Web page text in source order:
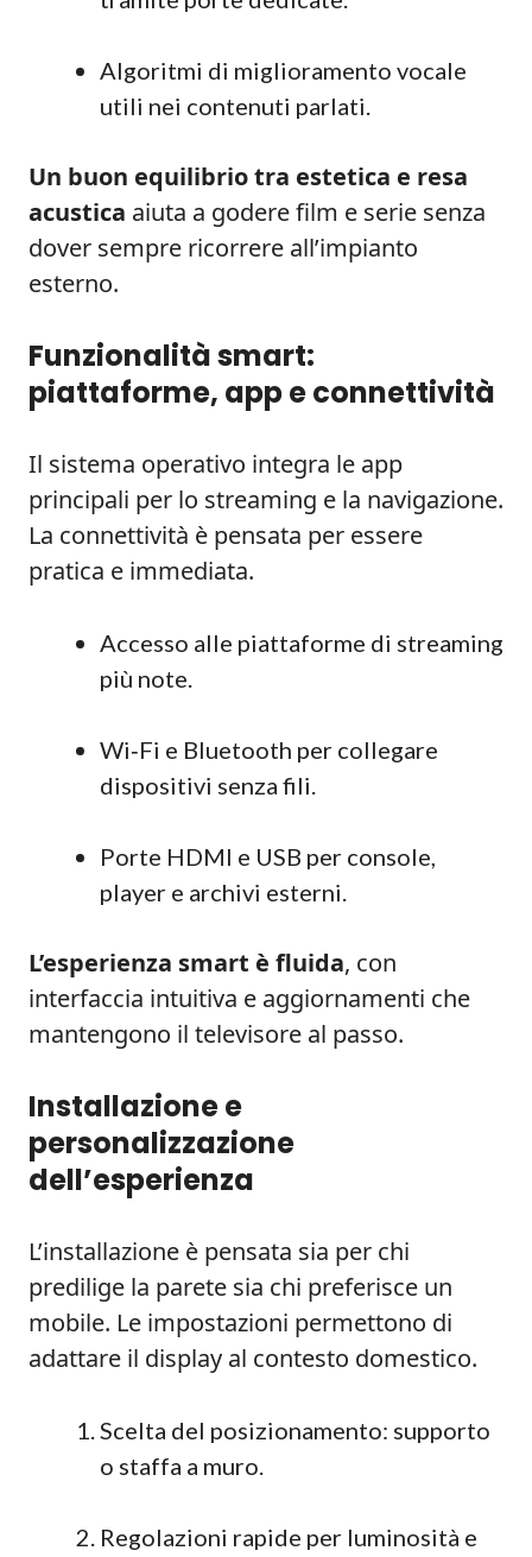
Algoritmi di miglioramento vocale
utili nei contenuti parlati.
Un buon equilibrio tra estetica e resa
acustica aiuta a godere film e serie senza
dover sempre ricorrere all’impianto
esterno.
Funzionalità smart:
piattaforme, app e connettività
Il sistema operativo integra le app
principali per lo streaming e la navigazione.
La connettività è pensata per essere
pratica e immediata.
Accesso alle piattaforme di streaming
più note.
Wi‑Fi e Bluetooth per collegare
dispositivi senza fili.
Porte HDMI e USB per console,
player e archivi esterni.
L’esperienza smart è fluida, con
interfaccia intuitiva e aggiornamenti che
mantengono il televisore al passo.
Installazione e
personalizzazione
dell’esperienza
L’installazione è pensata sia per chi
predilige la parete sia chi preferisce un
mobile. Le impostazioni permettono di
adattare il display al contesto domestico.
Scelta del posizionamento: supporto
o staffa a muro.
Regolazioni rapide per luminosità e